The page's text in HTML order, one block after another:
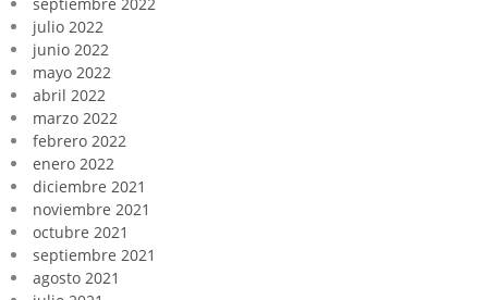
septiembre 2022
julio 2022
junio 2022
mayo 2022
abril 2022
marzo 2022
febrero 2022
enero 2022
diciembre 2021
noviembre 2021
octubre 2021
septiembre 2021
agosto 2021